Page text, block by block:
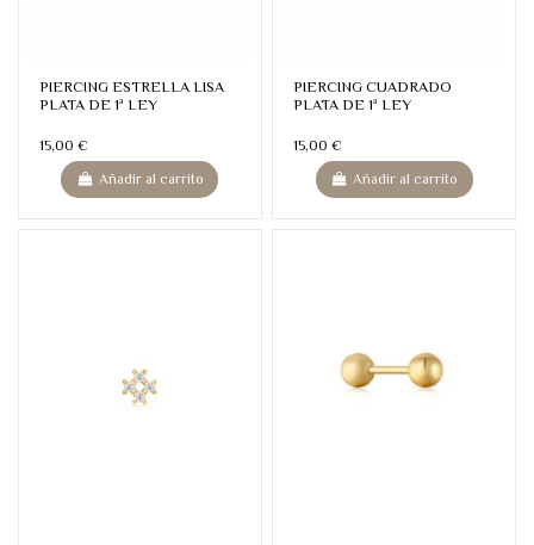
PIERCING ESTRELLA LISA
PLATA DE 1ª LEY
15,00 €
Añadir al carrito
PIERCING CUADRADO
PLATA DE 1ª LEY
15,00 €
Añadir al carrito